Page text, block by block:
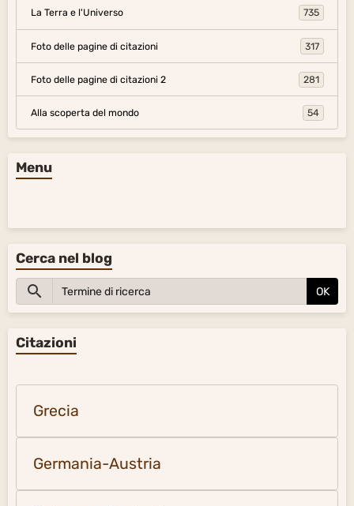
La Terra e l'Universo 735
Foto delle pagine di citazioni 317
Foto delle pagine di citazioni 2 281
Alla scoperta del mondo 54
Menu
Cerca nel blog
OK
Citazioni
Grecia
Germania-Austria